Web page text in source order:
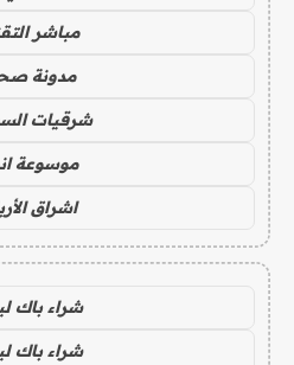
مباشر
مدونة
شرقيات
موسوعة
اشراق
شراء باك
شراء باك